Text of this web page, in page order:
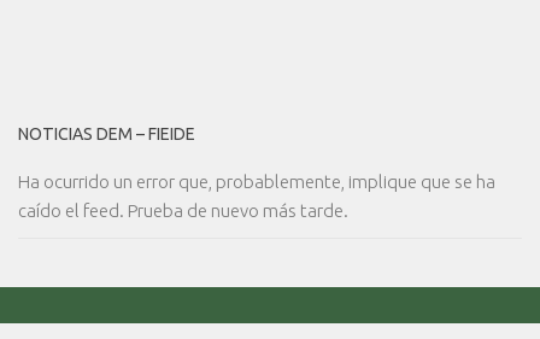
NOTICIAS DEM – FIEIDE
Ha ocurrido un error que, probablemente, implique que se ha
caído el feed. Prueba de nuevo más tarde.